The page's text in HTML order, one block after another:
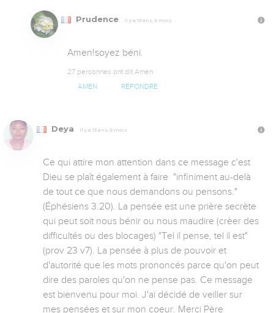
Prudence Il y a 13 ans, 5 mois
Amen!soyez béni.
27 personnes ont dit Amen
AMEN RÉPONDRE
Deya Il y a 13 ans, 5 mois
Ce qui attire mon attention dans ce message c'est
Dieu se plaît également à faire  "infiniment au-delà
de tout ce que nous demandons ou pensons."
(Éphésiens 3.20). La pensée est une prière secrète
qui peut soit nous bénir ou nous maudire (crèer des
difficultés ou des blocages) "Tel il pense, tel il est"
(prov 23 v7). La pensée à plus de pouvoir et
d'autorité que les mots prononcés parce qu'on peut
dire des paroles qu'on ne pense pas. Ce message
est bienvenu pour moi. J'ai décidé de veiller sur
mes pensées et sur mon coeur. Merci Père